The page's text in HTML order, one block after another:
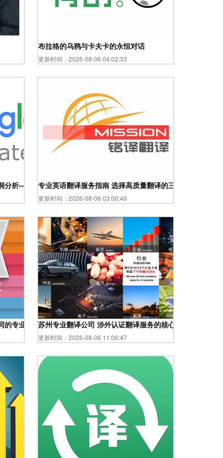
布拉格的乌鸦与卡夫卡的永恒对话
更新时间：2026-08-06 04:02:33
分析——Google Translator安全性研究
专业英语翻译服务指南 选择高质量翻译的三大关键考核指
更新时间：2026-08-06 03:00:46
展开。\n<\审问步检查无原文字，显然我只能根据自己的知识点
的专业解决方案苏州专业翻译公司 涉外认证翻译服务的核心优势
更新时间：2026-08-06 11:06:47